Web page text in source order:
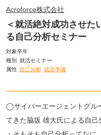
Acroforce株式会社
＜就活絶対成功させた
る自己分析セミナー
対象卒年
種別 就活セミナー
属性 自己分析 就活準備
◯サイバーエージェントグル
てきた脇坂 雄大氏による自己